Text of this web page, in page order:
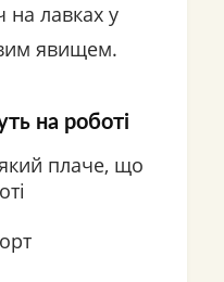
на лавках у
явищем.
на роботі